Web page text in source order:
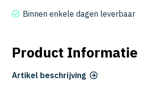
aantalBinnen enkele dagen leverbaar
Product Informatie
Artikel beschrijving